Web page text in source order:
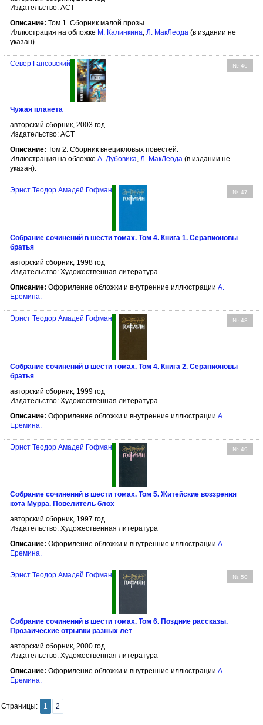
Издательство: АСТ
Описание: Том 1. Сборник малой прозы.
Иллюстрация на обложке М. Калинкина Л. МакЛеода (в издании не
указан).
№ 46
Север Гансовский
Чужая планета
авторский сборник, 2003 год
Издательство: АСТ
Описание: Том 2. Сборник внецикловых повестей.
Иллюстрация на обложке А. Дубовика, Л. МакЛеода (в издании не
указан).
№ 47
Эрнст Теодор Амадей Гофман
Собрание сочинений в шести томах. Том 4. Книга 1. Серапионовы
братья
авторский сборник, 1998 год
Издательство: Художественная литература
Описание: Оформление обложки и внутренние иллюстрации А.
Еремина.
№ 48
Эрнст Теодор Амадей Гофман
Собрание сочинений в шести томах. Том 4. Книга 2. Серапионовы
братья
авторский сборник, 1999 год
Издательство: Художественная литература
Описание: Оформление обложки и внутренние иллюстрации А.
Еремина.
№ 49
Эрнст Теодор Амадей Гофман
Собрание сочинений в шести томах. Том 5. Житейские воззрения
кота Мурра. Повелитель блох
авторский сборник, 1997 год
Издательство: Художественная литература
Описание: Оформление обложки и внутренние иллюстрации А.
Еремина.
№ 50
Эрнст Теодор Амадей Гофман
Собрание сочинений в шести томах. Том 6. Поздние рассказы.
Прозаические отрывки разных лет
авторский сборник, 2000 год
Издательство: Художественная литература
Описание: Оформление обложки и внутренние иллюстрации А.
Еремина.
Страницы: 1 2